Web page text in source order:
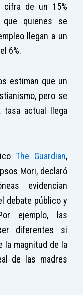
cifra de un 15%
quienes se
llegan a un
6%.
estiman que un
pero se
tasa actual llega
The Guardian,
Mori, declaró
evidencian
debate público y
ejemplo, las
diferentes si
la magnitud de la
de las madres